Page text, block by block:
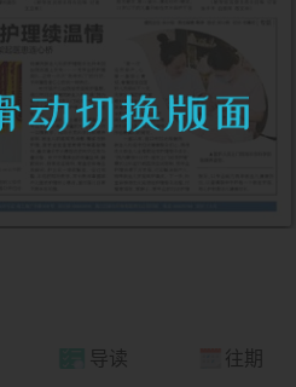
导读 往期